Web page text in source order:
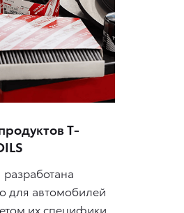
T-
для автомобилей
их специфики